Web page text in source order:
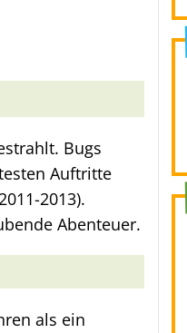
Bugs
Auftritte
2013).
Abenteuer.
als ein